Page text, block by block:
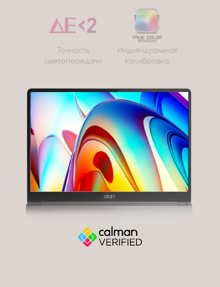
Точность
цветопередачи
Индивидуальная
калибровка